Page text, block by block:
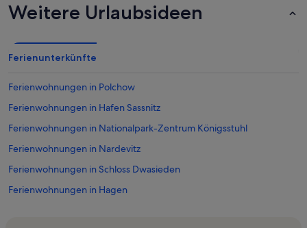
Weitere Urlaubsideen
Ferienunterkünfte
Ferienwohnungen in Polchow
Ferienwohnungen in Hafen Sassnitz
Ferienwohnungen in Nationalpark-Zentrum Königsstuhl
Ferienwohnungen in Nardevitz
Ferienwohnungen in Schloss Dwasieden
Ferienwohnungen in Hagen